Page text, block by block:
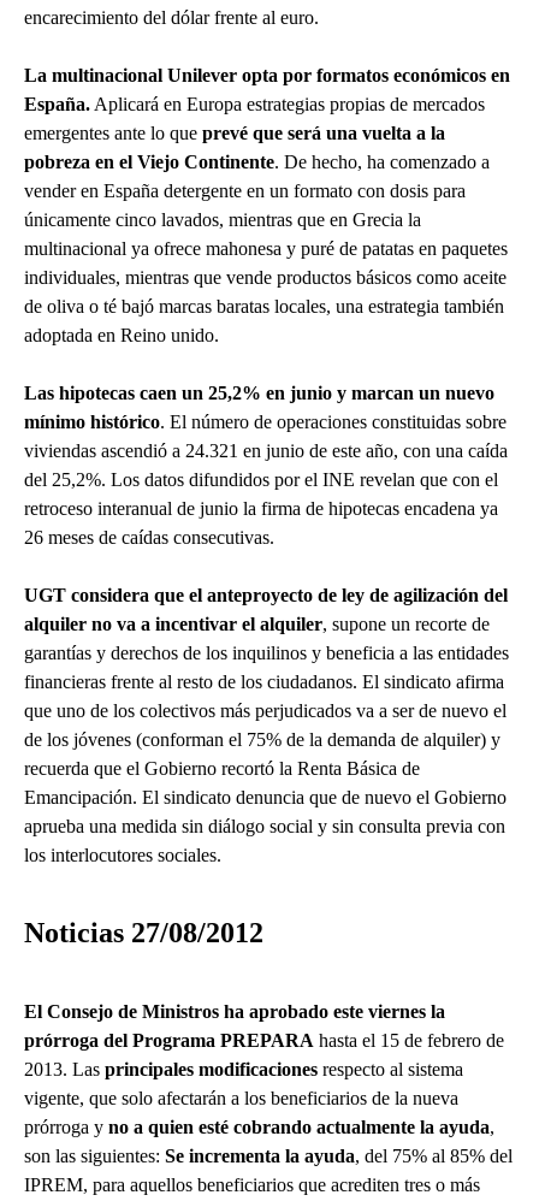
encarecimiento del dólar frente al euro.
La multinacional Unilever opta por formatos económicos en
España. Aplicará en Europa estrategias propias de mercados
emergentes ante lo que prevé que será una vuelta a la
pobreza en el Viejo Continente. De hecho, ha comenzado a
vender en España detergente en un formato con dosis para
únicamente cinco lavados, mientras que en Grecia la
multinacional ya ofrece mahonesa y puré de patatas en paquetes
individuales, mientras que vende productos básicos como aceite
de oliva o té bajó marcas baratas locales, una estrategia también
adoptada en Reino unido.
Las hipotecas caen un 25,2% en junio y marcan un nuevo
mínimo histórico. El número de operaciones constituidas sobre
viviendas ascendió a 24.321 en junio de este año, con una caída
del 25,2%. Los datos difundidos por el INE revelan que con el
retroceso interanual de junio la firma de hipotecas encadena ya
26 meses de caídas consecutivas.
UGT considera que el anteproyecto de ley de agilización del
alquiler no va a incentivar el alquiler, supone un recorte de
garantías y derechos de los inquilinos y beneficia a las entidades
financieras frente al resto de los ciudadanos. El sindicato afirma
que uno de los colectivos más perjudicados va a ser de nuevo el
de los jóvenes (conforman el 75% de la demanda de alquiler) y
recuerda que el Gobierno recortó la Renta Básica de
Emancipación. El sindicato denuncia que de nuevo el Gobierno
aprueba una medida sin diálogo social y sin consulta previa con
los interlocutores sociales.
Noticias 27/08/2012
El Consejo de Ministros ha aprobado este viernes la
prórroga del Programa PREPARA hasta el 15 de febrero de
2013. Las principales modificaciones respecto al sistema
vigente, que solo afectarán a los beneficiarios de la nueva
prórroga y no a quien esté cobrando actualmente la ayuda,
son las siguientes: Se incrementa la ayuda, del 75% al 85% del
IPREM, para aquellos beneficiarios que acrediten tres o más